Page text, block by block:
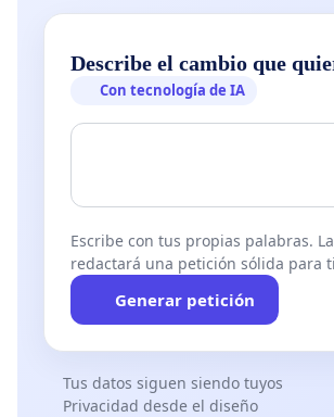
Describe el cambio que
Con tecnología de IA
Escribe con tus propias palabras.
redactará una petición sólida para
Generar petición
Tus datos siguen siendo tuyos
Privacidad desde el diseño